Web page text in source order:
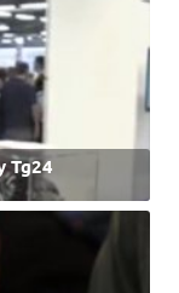
Tg24